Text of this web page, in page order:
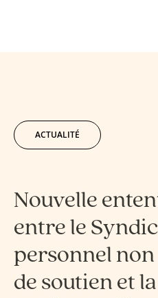
ACTUALITÉ
Nouvelle
entre le
personnel
de soutien et